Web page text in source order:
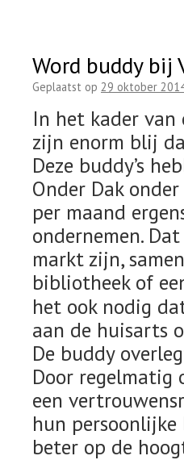
Word buddy bij
Geplaatst op 29 oktober
In het kader
zijn enorm blij
Deze buddy’s
Onder Dak
per maand
ondernemen.
markt zijn,
bibliotheek of
het ook nodig
aan de huisarts
De buddy
Door regelmatig
een
hun
beter op de